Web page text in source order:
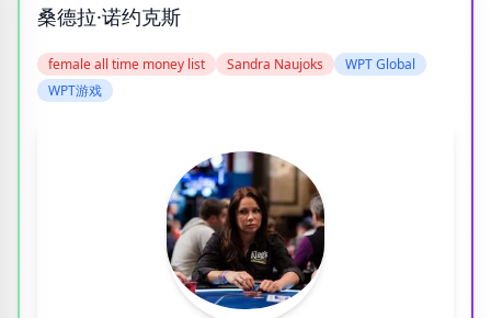
扑克
玩家
分类
标签
桑德拉·诺约克斯
female all time money list Sandra Naujoks
WPT Global
WPT游戏